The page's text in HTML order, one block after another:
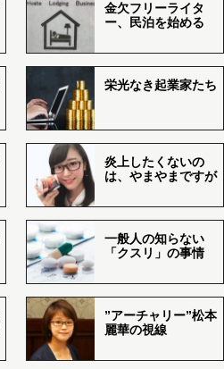
金欠フリーライタ
ー、民泊を始める
栄光なき起業家たち
炎上したくないの
は、やまやまですが
一般人の知らない
「クスリ」の事情
”アーチャリー”松本
麗華の視線